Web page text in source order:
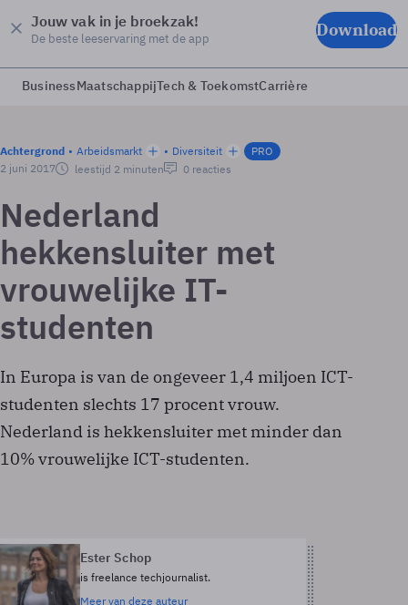
Jouw vak in je broekzak!
De beste leeservaring met de app Download
BusinessMaatschappijTech & ToekomstCarrière
Achtergrond Arbeidsmarkt Diversiteit
PRO
2 juni 2017
leestijd 2 minuten 0 reacties
Nederland
hekkensluiter met
vrouwelijke IT-
studenten
In Europa is van de ongeveer 1,4 miljoen ICT-
studenten slechts 17 procent vrouw.
Nederland is hekkensluiter met minder dan
10% vrouwelijke ICT-studenten.
Ester Schop
is freelance techjournalist.
Meer van deze auteur